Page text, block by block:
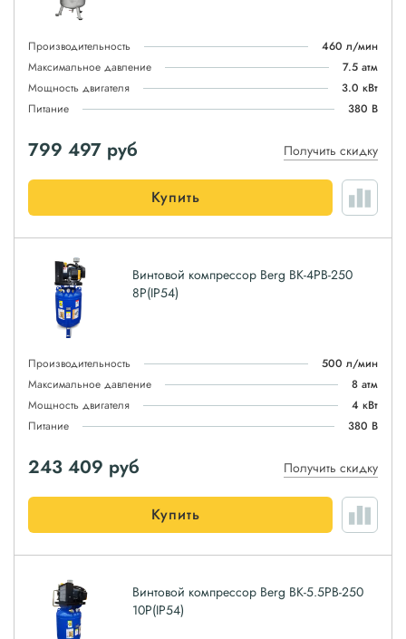
Производительность
460 л/мин
Максимальное давление
7.5 атм
Мощность двигателя
3.0 кВт
Питание
380 В
799 497 руб Получить скидку
Купить
Винтовой компрессор Berg ВК-4РВ-250
8P(IP54)
Производительность
500 л/мин
Максимальное давление
8 атм
Мощность двигателя
4 кВт
Питание
380 В
243 409 руб Получить скидку
Купить
Винтовой компрессор Berg ВК-5.5РВ-250
10P(IP54)